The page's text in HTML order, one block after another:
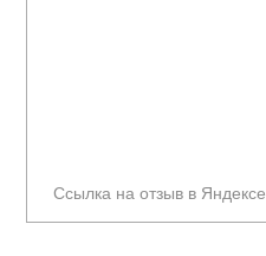
Ссылка на отзыв в Яндексе